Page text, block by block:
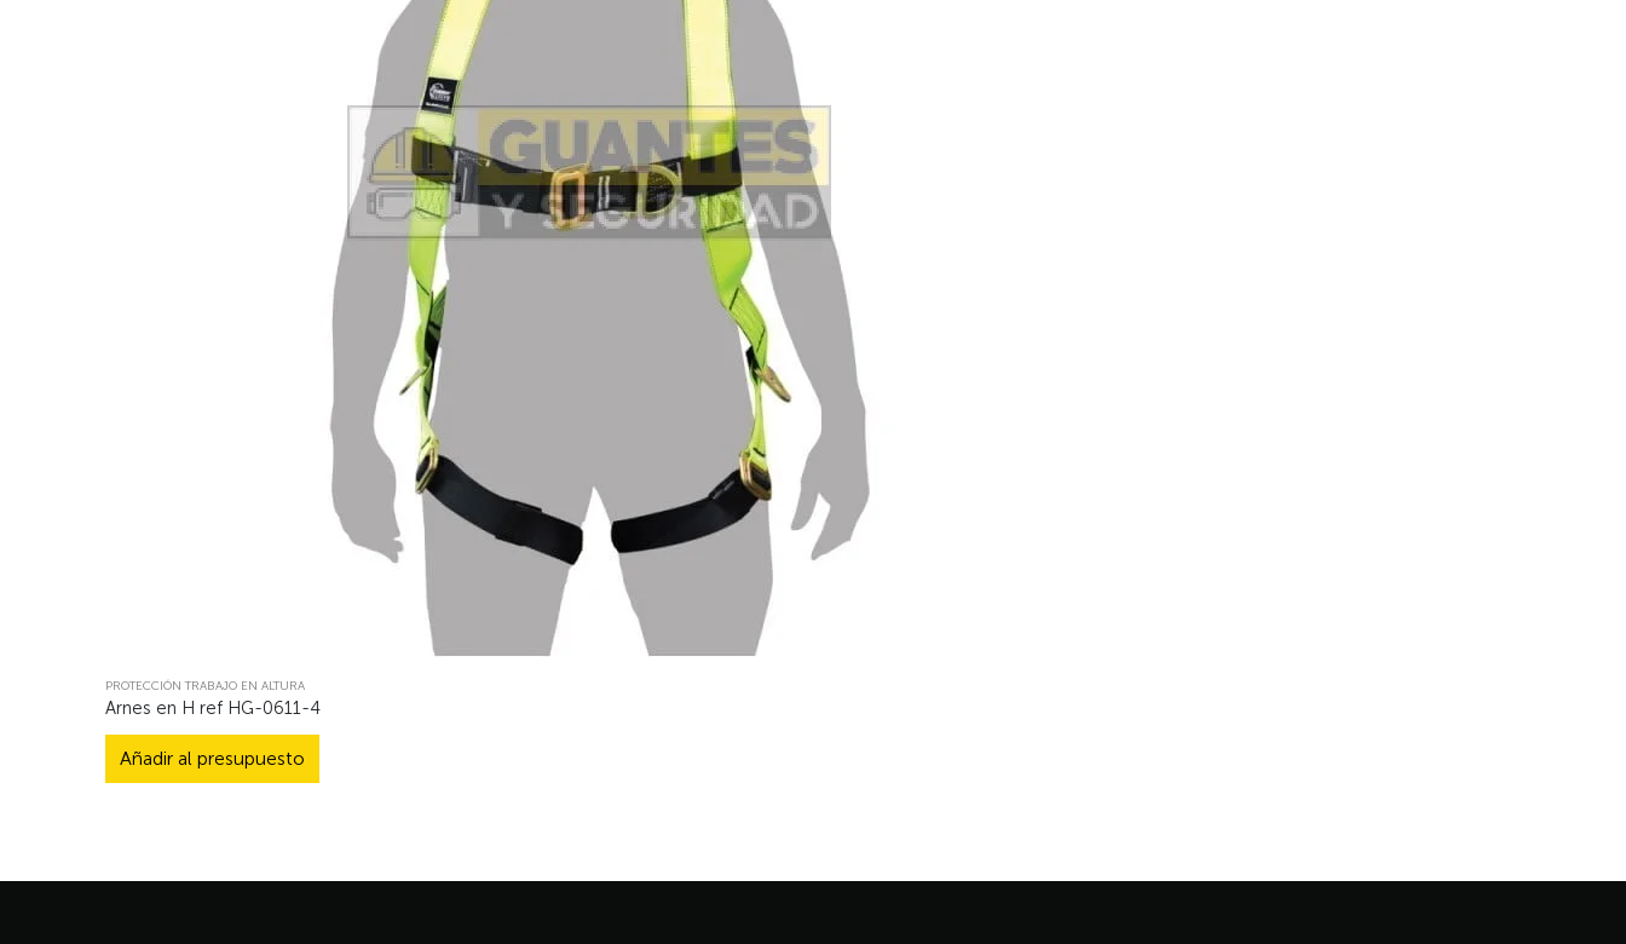
PROTECCIÓN TRABAJO EN ALTURA
Arnes en H ref HG-0611-4
Añadir al presupuesto